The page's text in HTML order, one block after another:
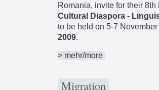
Romania, invite for their
Cultural Diaspora -
to be held on 5-7
2009.
> mehr/more
Migration